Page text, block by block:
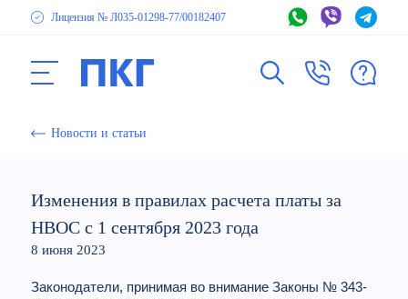
Лицензия № Л035-01298-77/00182407
Новости и статьи
Изменения в правилах расчета платы за
НВОС с 1 сентября 2023 года
8 июня 2023
Законодатели, принимая во внимание Законы № 343-